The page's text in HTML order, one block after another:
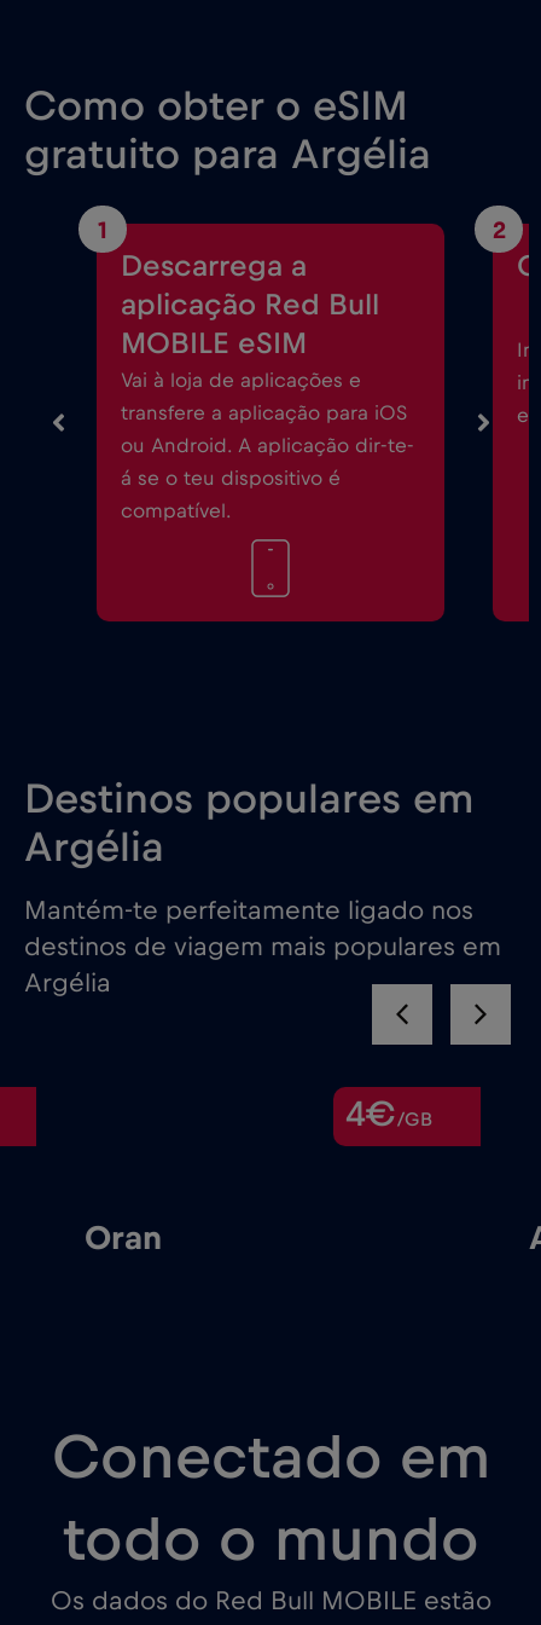
Como obter o eSIM
gratuito para Argélia
1
Descarrega a
aplicação Red Bull
MOBILE eSIM
Vai à loja de aplicações e
transfere a aplicação para iOS
ou Android. A aplicação dir-te-
á se o teu dispositivo é
compatível.
2
Destinos populares em
Argélia
Mantém-te perfeitamente ligado nos
destinos de viagem mais populares em
Argélia
4€/GB
Oran
Conectado em
todo o mundo
Os dados do Red Bull MOBILE estão